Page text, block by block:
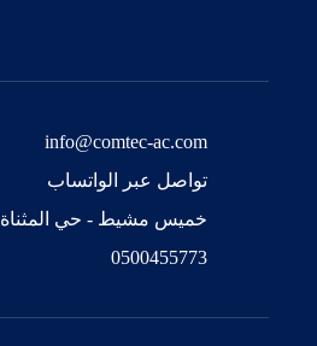
info@comtec-ac.com
تواصل عبر الواتساب
خميس مشيط - حي المثناة
0500455773